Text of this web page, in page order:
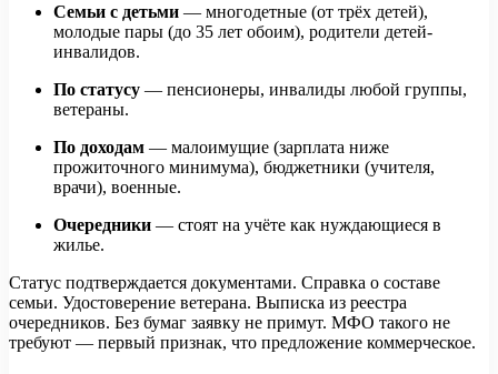
Семьи с детьми — многодетные (от трёх детей),
молодые пары (до 35 лет обоим), родители детей-
инвалидов.
По статусу — пенсионеры, инвалиды любой группы,
ветераны.
По доходам — малоимущие (зарплата ниже
прожиточного минимума), бюджетники (учителя,
врачи), военные.
Очередники — стоят на учёте как нуждающиеся в
жилье.
Статус подтверждается документами. Справка о составе
семьи. Удостоверение ветерана. Выписка из реестра
очередников. Без бумаг заявку не примут. МФО такого не
требуют — первый признак, что предложение коммерческое.